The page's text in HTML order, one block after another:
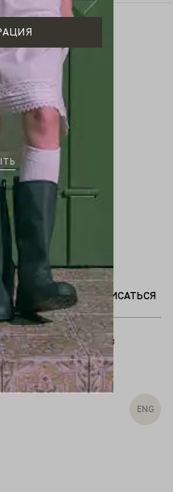
В ЦВЕТНОМ
ENG
ПОДПИСАТЬСЯ
данных в